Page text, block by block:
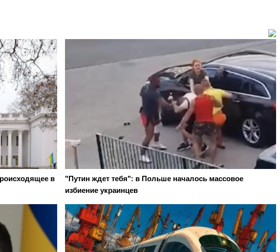
в
"Путин ждет тебя": в Польше началось массовое
избиение украинцев